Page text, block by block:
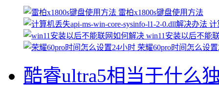
雷柏x1800s键盘使用方法
计
win11安装以后不能
荣耀60pro时间怎么设
酷睿ultra5相当于什么